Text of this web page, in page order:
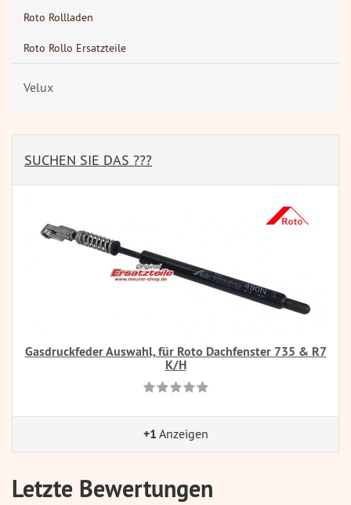
Roto Rollladen
Roto Rollo Ersatzteile
Velux
SUCHEN SIE DAS ???
Gasdruckfeder Auswahl, für Roto Dachfenster 735 & R7
K/H
+1 Anzeigen
Letzte Bewertungen